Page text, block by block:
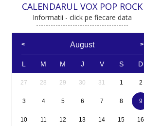
CALENDARUL VOX POP ROCK
Informatii - click pe fiecare data
August
L M M J V S D
27 28 29 30 31 1 2
3 4 5 6 7 8 9
10 11 12 13 14 15 16